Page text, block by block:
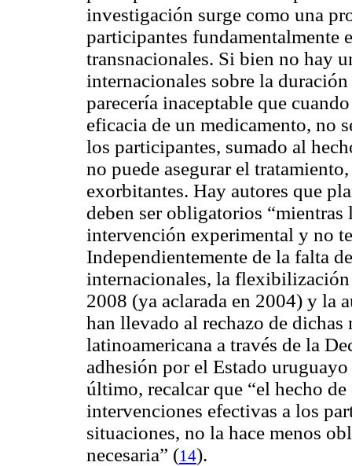
investigación surge como una
participantes fundamentalmente
transnacionales. Si bien no hay
internacionales sobre la
parecería inaceptable que
eficacia de un medicamento, no
los participantes, sumado al
no puede asegurar el
exorbitantes. Hay autores que
deben ser obligatorios
intervención experimental y no
Independientemente de la falta
internacionales, la
2008 (ya aclarada en 2004) y la
han llevado al rechazo de
latinoamericana a través de la
adhesión por el Estado
último, recalcar que “el hecho
intervenciones efectivas a los
situaciones, no la hace menos
necesaria” (14).